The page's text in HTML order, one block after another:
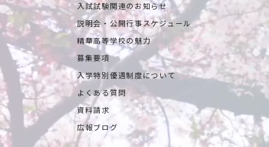
入試試験関連のお知らせ
説明会・公開行事スケジュール
精華高等学校の魅力
募集要項
入学特別優遇制度について
よくある質問
資料請求
広報ブログ